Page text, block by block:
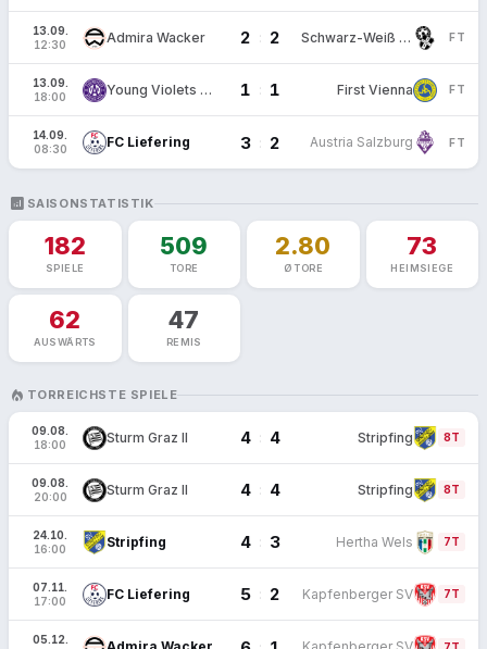
13.09.
12:30
Admira Wacker 2 : 2 Schwarz-Weiß Bregenz FT
13.09.
18:00
Young Violets Austria Wien 1 : 1 First Vienna FT
14.09.
08:30
FC Liefering 3 : 2 Austria Salzburg FT
ANALYTICS SAISONSTATISTIK
182
SPIELE
509
TORE
2.80
Ø TORE
73
HEIMSIEGE
62
AUSWÄRTS
47
REMIS
LOCAL_FIRE_DEPARTMENT TORREICHSTE SPIELE
09.08.
18:00
Sturm Graz II 4 : 4 Stripfing FT 8T
09.08.
20:00
Sturm Graz II 4 : 4 Stripfing FT 8T
24.10.
16:00
Stripfing 4 : 3 Hertha Wels FT 7T
07.11.
17:00
FC Liefering 5 : 2 Kapfenberger SV FT 7T
05.12.
FT 7T